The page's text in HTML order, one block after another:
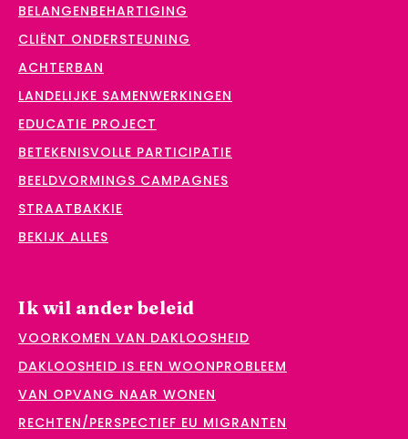
BELANGENBEHARTIGING
CLIËNT ONDERSTEUNING
ACHTERBAN
LANDELIJKE SAMENWERKINGEN
EDUCATIE PROJECT
BETEKENISVOLLE PARTICIPATIE
BEELDVORMINGS CAMPAGNES
STRAATBAKKIE
BEKIJK ALLES
Ik wil ander beleid
VOORKOMEN VAN DAKLOOSHEID
DAKLOOSHEID IS EEN WOONPROBLEEM
VAN OPVANG NAAR WONEN
RECHTEN/PERSPECTIEF EU MIGRANTEN